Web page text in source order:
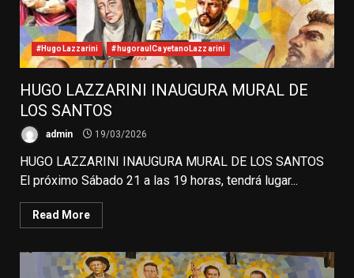
#HugoLazzarini #hugoraulCayetanoLazzarini
HUGO LAZZARINI INAUGURA MURAL DE
LOS SANTOS
admin 19/03/2026
HUGO LAZZARINI INAUGURA MURAL DE LOS SANTOS
El próximo Sábado 21 a las 19 horas, tendrá lugar...
Read More